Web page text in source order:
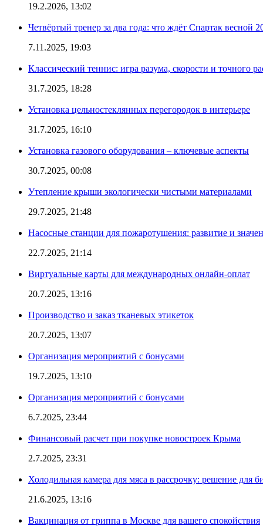
19.2.2026, 13:02
Четвёртый тренер за два года: что ждёт Спартак весной
7.11.2025, 19:03
Классический теннис: игра разума, скорости и точного
31.7.2025, 18:28
Установка цельностеклянных перегородок в интерьере
31.7.2025, 16:10
Установка газового оборудования – ключевые аспекты
30.7.2025, 00:08
Утепление крыши экологически чистыми материалами
29.7.2025, 21:48
Насосные станции для пожаротушения: развитие и
22.7.2025, 21:14
Виртуальные карты для международных онлайн-оплат
20.7.2025, 13:16
Производство и заказ тканевых этикеток
20.7.2025, 13:07
Организация мероприятий с бонусами
19.7.2025, 13:10
Организация мероприятий с бонусами
6.7.2025, 23:44
Финансовый расчет при покупке новостроек Крыма
2.7.2025, 23:31
Холодильная камера для мяса в рассрочку: решение для
21.6.2025, 13:16
Вакцинация от гриппа в Москве для вашего спокойствия